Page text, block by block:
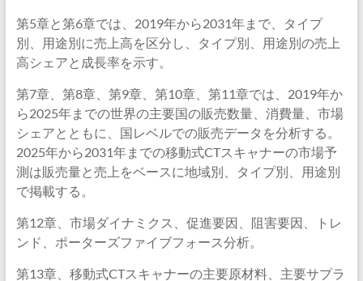
第5章と第6章では、2019年から2031年まで、タイプ
別、用途別に売上高を区分し、タイプ別、用途別の売上
高シェアと成長率を示す。
第7章、第8章、第9章、第10章、第11章では、2019年か
ら2025年までの世界の主要国の販売数量、消費量、市場
シェアとともに、国レベルでの販売データを分析する。
2025年から2031年までの移動式CTスキャナーの市場予
測は販売量と売上をベースに地域別、タイプ別、用途別
で掲載する。
第12章、市場ダイナミクス、促進要因、阻害要因、トレ
ンド、ポーターズファイブフォース分析。
第13章、移動式CTスキャナーの主要原材料、主要サプラ